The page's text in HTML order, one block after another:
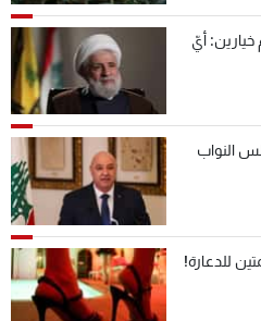
خيارين: أيّ
للدعارة!